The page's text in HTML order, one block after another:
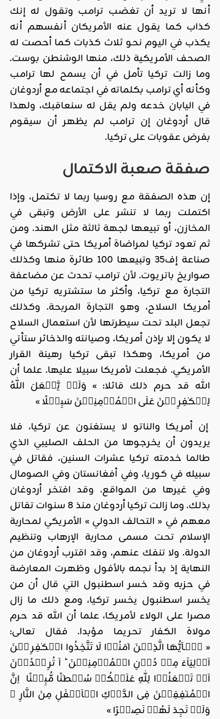
أنها لا تريد أن تغضب ترامب وتقول له إنك
كذاب كما يقول عنه الأمريكان أنفسهم أنه
يكذب في اليوم نحو ثلاث كذبات كما أحصت له
الصحف الأمريكية ذلك، منها الوشنطن بوست.
وما زالت تركيا تأمل في أن يسمح لها ترامب
وكأنه أي ترامب بكلماته في اجتماعه مع أردوغان
في اليابان خدعه ولم يقل له سنعاقبك، ولهذا
قال أردوغان إن ترامب لم يظهر أن سيقوم
بفرض عقوبات على تركيا.
صفقة صعبة الاكتمال
إن هذه الصفقة مع روسيا ربما لا تكتمل، وإذا
اكتملت ربما لا تنشر على الأرض وتبقى في
المخازن، أو تبيعها لجهة ثالثة مثل الهند. ومن
ثم تعود تركيا لمراضاة أمريكا حتى تشركها في
صناعة إف35 وتبيعها 100 طائرة منها وكذلك
صواريخ باتريوت. لأن ترامب تحدث عن مضاعفة
التجارة مع تركيا، وأكثر ما ستشتريه تركيا من
أمريكا السلاح، وهو التجارة المربحة. وكذلك
تجعل البلد تحت سيطرتها لأن استعمال السلاح
لا يكون إلا بإذن أمريكا، وصيانته والذخائر ستأتي
من أمريكا، وهكذا تبقى تركيا رهينة القرار
الأمريكي. فجعلت لأمريكا سبيلا عليها. علما أن
الله قد حرم ذلك قائلا: » وَلَنۡ يَّجۡعَلَ اللّٰهُ
لِلۡكٰفِرِيۡنَ عَلَى الۡمُؤۡمِنِيۡنَ سَبِيۡلًا »
إن أمريكا والناتو لا يستغنون عن تركيا، فلا
يريدون أن يخرجوها من الحلف الصليبي الذي
طالما خدمته تركيا عشرات السنين، فقاتل في
سبيله في كوريا، وفي أفغانستان وفي الصومال
وفي غيرها من المواقع. وقد افتخر أردوغان
بذلك. وما زالت تركيا أردوغان منذ 8 سنوات تقاتل
معهم في « التحالف الدولي » الأمريكي لمحاربة
الإسلام تحت مسمى محاربة الإرهاب وتنظيم
الدولة. ولا تنفك عنهم، وقد اقترب أردوغان من
النهاية إذ بدأ نجمه بالأفول وظهرت المعارضة
في حزبه وقد خسر اسطنبول التي قال أن من
يخسر اسطنبول يخسر تركيا، ومع ذلك ما زال
مصرا على الولاء لأمريكا، علما أن الله قد حرم
مولاة الكفار تحريما مؤبدا. فقال تعالى:
« يٰۤـاَيُّهَا الَّذِيۡنَ اٰمَنُوۡا لَا تَتَّخِذُوا الۡكٰفِرِيۡنَ
اَوۡلِيَآءَ مِنۡ دُوۡنِ الۡمُؤۡمِنِيۡنَ‌ ؕ اَ تُرِيۡدُوۡنَ
اَنۡ تَجۡعَلُوۡا لِلّٰهِ عَلَيۡكُمۡ سُلۡطٰنًا مُّبِيۡنًا‏ اِنَّ
الۡمُنٰفِقِيۡنَ فِى الدَّرۡكِ الۡاَسۡفَلِ مِنَ النَّارِ‌ ۚ
وَلَنۡ تَجِدَ لَهُمۡ نَصِيۡرًا »